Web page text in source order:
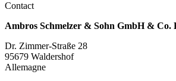
Contact
Ambros Schmelzer & Sohn GmbH & Co.
Dr. Zimmer-Straße 28
95679 Waldershof
Allemagne